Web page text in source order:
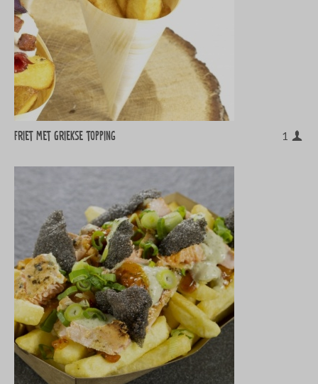
Friet met Griekse topping 1